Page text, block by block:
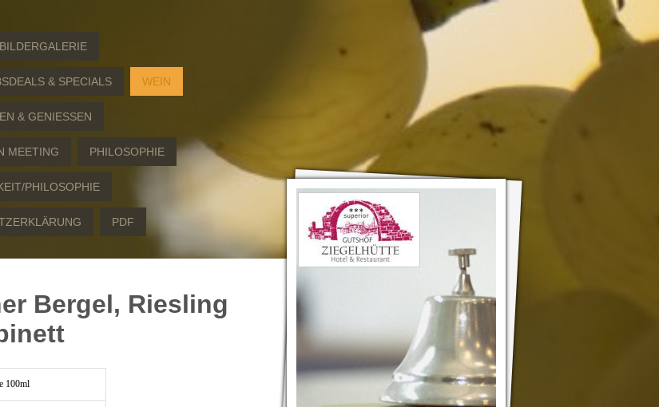
BILDERGALERIE
& SPECIALS WEIN
& GENIESSEN
MEETING PHILOSOPHIE
PHILOSOPHIE
PDF
Bergel, Riesling
100ml